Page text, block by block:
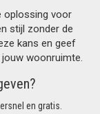
oplossing voor
stijl zonder de
kans en geef
woonruimte.
en gratis.